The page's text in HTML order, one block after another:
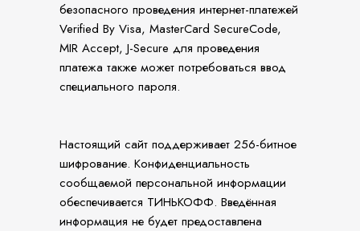
безопасного проведения интернет-платежей
Verified By Visa, MasterCard SecureCode,
MIR Accept, J-Secure для проведения
платежа также может потребоваться ввод
специального пароля.
Настоящий сайт поддерживает 256-битное
шифрование. Конфиденциальность
сообщаемой персональной информации
обеспечивается ТИНЬКОФФ. Введённая
информация не будет предоставлена